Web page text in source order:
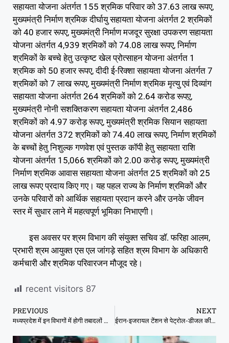
सहायता योजना अंतर्गत 155 श्रमिक परिवार को 37.63 लाख रूपए,
मुख्यमंत्री निर्माण श्रमिक दीर्घायु सहायता योजना अंतर्गत 2 श्रमिकों
को 40 हजार रूपए, मुख्यमंत्री निर्माण मजदूर सुरक्षा उपकरण सहायता
योजना अंतर्गत 4,939 श्रमिकों को 74.08 लाख रूपए, निर्माण
श्रमिकों के बच्चे हेतु उत्कृष्ट खेल प्रोत्साहन योजना अंतर्गत 1
श्रमिक को 50 हजार रूपए, दीदी ई-रिक्शा सहायता योजना अंतर्गत 7
श्रमिकों को 7 लाख रूपए, मुख्यमंत्री निर्माण श्रमिक मृत्यु एवं दिव्यांग
सहायता योजना अंतर्गत 264 श्रमिकों को 2.64 करोड रूपए़,
मुख्यमंत्री नोनी सशक्तिकरण सहायता योजना अंतर्गत 2,486
श्रमिकों को 4.97 करोड़ रूपए, मुख्यमंत्री श्रमिक सियान सहायता
योजना अंतर्गत 372 श्रमिकों को 74.40 लाख रूपए, निर्माण श्रमिकों
के बच्चों हेतु निशुल्क गणवेश एवं पुस्तक कॉपी हेतु सहायता राशि
योजना अंतर्गत 15,066 श्रमिकों को 2.00 करोड़ रूपए, मुख्यमंत्री
निर्माण श्रमिक आवास सहायता योजना अंतर्गत 25 श्रमिकों को 25
लाख रूपए प्रदाय किए गए। यह पहल राज्य के निर्माण श्रमिकों और
उनके परिवारों को आर्थिक सहायता प्रदान करने और उनके जीवन
स्तर में सुधार लाने में महत्वपूर्ण भूमिका निभाएगी।
इस अवसर पर श्रम विभाग की संयुक्त सचिव डॉ. फरिहा आलम,
प्रभारी श्रम आयुक्त एस एल जांगड़े सहित श्रम विभाग के अधिकारी
कर्मचारी और श्रमिक परिवारजन मौजूद रहे।
recent visitors 87
PREVIOUS
मध्यप्रदेश में इन विभागों में होगी तबादलों की बारिश, शिक्षा और स्वास्थ में लम्बी सूची
NEXT
ईरान-इजरायल टेंशन से पेट्रोल-डीजल की कीमतों में भारी इजाफा, पाकिस्तान में आफत